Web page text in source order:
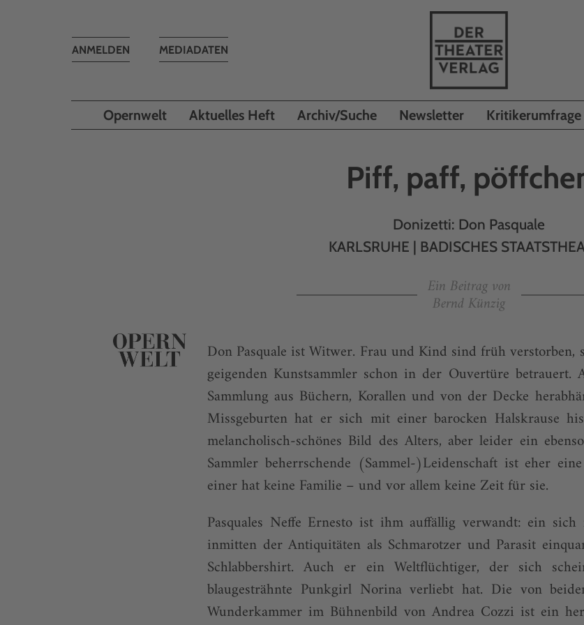
MEDIADATEN
Toggle
ANMELDEN
Opernwelt Aktuelles Heft Archiv/Suche Newsletter Kritikerumfrage
Piff, paff,
Donizetti: Don Pasquale
KARLSRUHE | BADISCHES
Ein Beitrag von
Bernd Künzig
Don Pasquale ist Witwer. Frau und Kind sind früh verstorben,
geigenden Kunstsammler schon in der Ouvertüre betrauert.
Sammlung aus Büchern, Korallen und von der Decke
Missgeburten hat er sich mit einer barocken Halskrause
melancholisch-schönes Bild des Alters, aber leider ein
Sammler beherrschende (Sammel-)Leidenschaft ist eher
einer hat keine Familie – und vor allem keine Zeit für sie.
Pasquales Neffe Ernesto ist ihm auffällig verwandt: ein
inmitten der Antiquitäten als Schmarotzer und Parasit
Schlabbershirt. Auch er ein Weltflüchtiger, der sich
blaugesträhnte Punkgirl Norina verliebt hat. Die von
Wunderkammer im Bühnenbild von Andrea Cozzi ist ein